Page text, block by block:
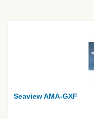
Seaview AMA-GXF